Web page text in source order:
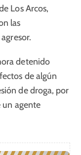
Los Arcos,
las
detenido
de algún
de droga, por
un agente